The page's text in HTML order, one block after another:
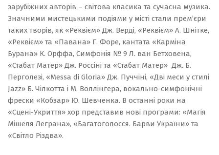
зарубіжних авторів – світова класика та сучасна музика.
Значними мистецькими подіями у місті стали прем’єри
таких творів, як «Реквієм» Дж. Верді, «Реквієм» А. Шнітке,
«Реквієм» та «Павана» Г. Форе, кантата «Карміна
Бурана» К. Орффа, Симфонія № 9 Л. ван Бетховена,
«Стабат Матер» Дж. Россіні та «Стабат Матер» Дж. Б.
Перголезі, «Messa di Gloria» Дж. Пуччіні, «Дві меси у стилі
Jazz» Б. Чілкотта і М. Воллінгера, вокально-симфонічні
фрески «Кобзар» Ю. Шевченка. В останні роки на
«Сцені-Укриття» хор представив нові програми: «Магія
Мішеля Леграна», «Багатоголосся. Барви України» та
«Світло Різдва».